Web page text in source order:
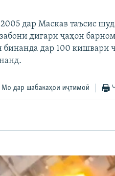
дар Маскав таъсис
дигари ҷаҳон
бинанда дар 100 кишвари
Мо дар шабакаҳои иҷтимоӣ